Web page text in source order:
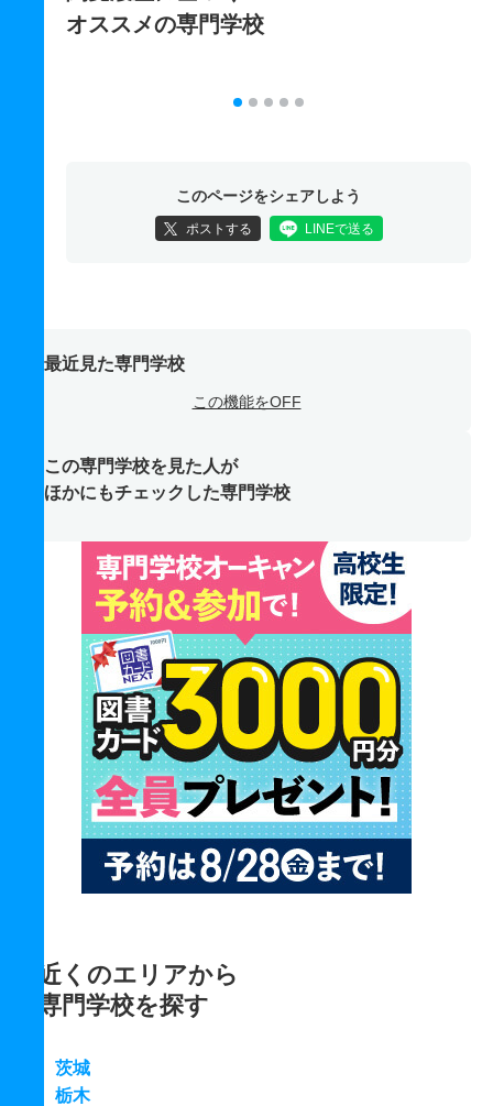
オススメの専門学校
このページをシェアしよう
ポストする LINEで送る
最近見た専門学校
この機能をOFF
この専門学校を見た人が
ほかにもチェックした専門学校
近くのエリアから
専門学校を探す
茨城
栃木